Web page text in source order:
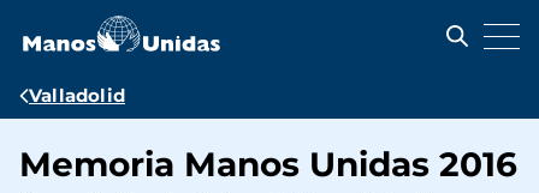
contenido
Ruta
navegación
Valladolid
Memoria Manos Unidas 2016